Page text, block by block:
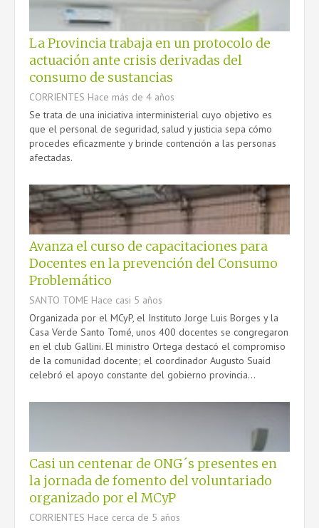
La Provincia trabaja en un protocolo de
actuación ante crisis derivadas del
consumo de sustancias
CORRIENTES Hace más de 4 años
Se trata de una iniciativa interministerial cuyo objetivo es
que el personal de seguridad, salud y justicia sepa cómo
procedes eficazmente y brinde contención a las personas
afectadas.
Avanza el curso de capacitaciones para
Docentes en la prevención del Consumo
Problemático
SANTO TOME Hace casi 5 años
Organizada por el MCyP, el Instituto Jorge Luis Borges y la
Casa Verde Santo Tomé, unos 400 docentes se congregaron
en el club Gallini. El ministro Ortega destacó el compromiso
de la comunidad docente; el coordinador Augusto Suaid
celebró el apoyo constante del gobierno provincia...
Casi un centenar de ONG´s presentes en
la jornada de fomento del voluntariado
organizado por el MCyP
CORRIENTES Hace cerca de 5 años